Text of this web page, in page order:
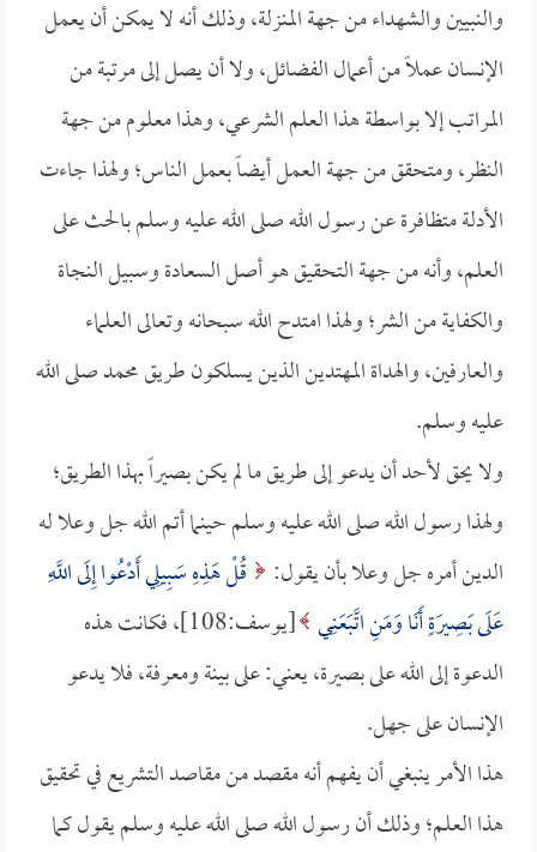
والنبيين والشهداء من جهة المنزلة، وذلك أنه لا يمكن أن يعمل
الإنسان عملاً من أعمال الفضائل، ولا أن يصل إلى مرتبة من
المراتب إلا بواسطة هذا العلم الشرعي، وهذا معلوم من جهة
النظر، ومتحقق من جهة العمل أيضاً بعمل الناس؛ ولهذا جاءت
الأدلة متظافرة عن رسول الله صلى الله عليه وسلم بالحث على
العلم، وأنه من جهة التحقيق هو أصل السعادة وسبيل النجاة
والكفاية من الشر؛ ولهذا امتدح الله سبحانه وتعالى العلماء
والعارفين، والهداة المهتدين الذين يسلكون طريق محمد صلى الله
عليه وسلم.
ولا يحق لأحد أن يدعو إلى طريق ما لم يكن بصيراً بهذا الطريق؛
ولهذا رسول الله صلى الله عليه وسلم حينما أتم الله جل وعلا له
الدين أمره جل وعلا بأن يقول:
قُلْ هَذِهِ سَبِيلِي أَدْعُوا إِلَى اللَّهِ
عَلَى بَصِيرَةٍ أَنَا وَمَنِ اتَّبَعَنِي
[يوسف:108]، فكانت هذه
الدعوة إلى الله على بصيرة، يعني: على بينة ومعرفة، فلا يدعو
الإنسان على جهل.
هذا الأمر ينبغي أن يفهم أنه مقصد من مقاصد التشريع في تحقيق
هذا العلم؛ وذلك أن رسول الله صلى الله عليه وسلم يقول كما